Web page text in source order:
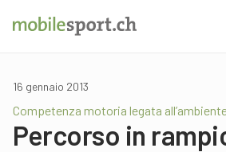
16 gennaio 2013
Competenza motoria legata
Percorso in